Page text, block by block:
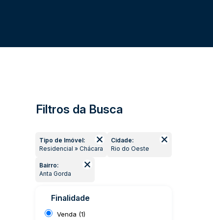
Filtros da Busca
Tipo de Imóvel:
Residencial » Chácara
Cidade:
Rio do Oeste
Bairro:
Anta Gorda
Finalidade
Venda (1)